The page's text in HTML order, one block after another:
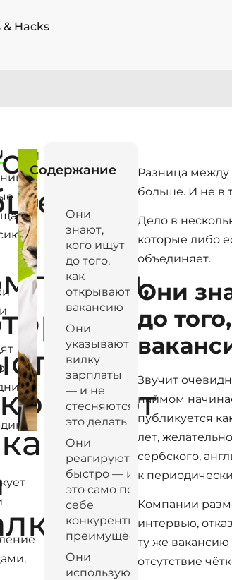
& Hacks
M
a
y
21
,
2
0
2
6
Содержание
Они
знают,
кого ищут
до того,
как
открывают
вакансию
Они
указывают
вилку
зарплаты
— и не
стесняются
это делать
Они
реагируют
быстро — и
это само по
себе
конкурентное
преимущество
Они
используют
Разница между
больше. И не в
Дело в
которые либо
объединяет.
Они
до
Звучит
наймом
публикуется
лет,
сербского,
к
Компании
интервью,
ту же вакансию
отсутствие